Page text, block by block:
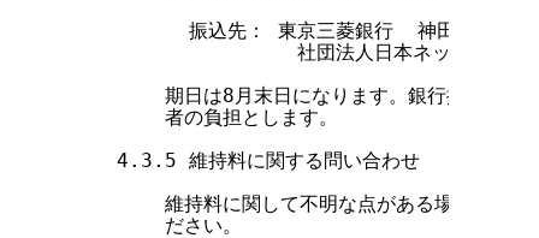
振込先： 東京三菱銀行  神田橋支店
社団法人日本ネットワーク
期日は8月末日になります。銀行振込手数
        者の負担とします。
    4.3.5 維持料に関する問い合わせ
維持料に関して不明な点がある場合には、
        ださい。